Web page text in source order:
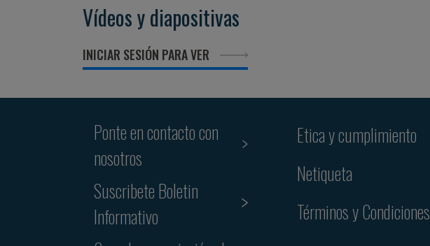
Vídeos y diapositivas
INICIAR SESIÓN PARA VER
Ponte en contacto con
nosotros
Suscribete Boletin
Informativo
Etica y cumplimiento
Netiqueta
Términos y Condiciones